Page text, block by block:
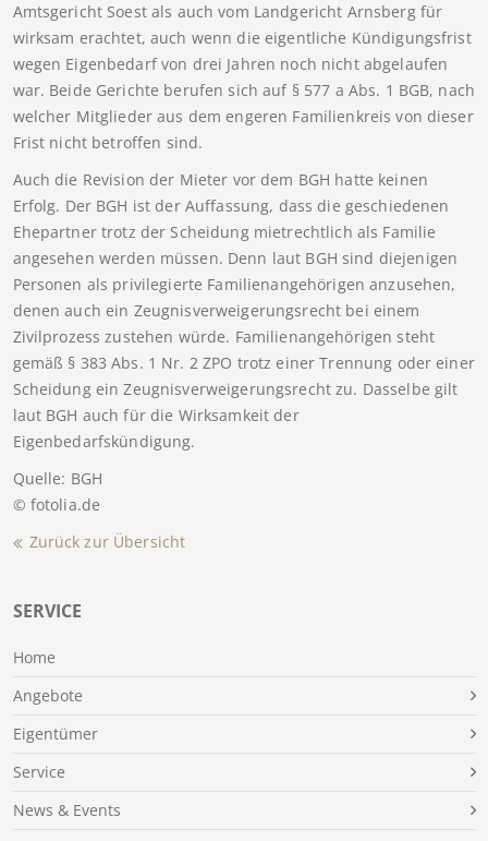
SERVICE
Home
Angebote
Eigentümer
Service
News & Events
Amtsgericht Soest als auch vom Landgericht Arnsberg für
wirksam erachtet, auch wenn die eigentliche Kündigungsfrist
wegen Eigenbedarf von drei Jahren noch nicht abgelaufen
war. Beide Gerichte berufen sich auf § 577 a Abs. 1 BGB, nach
welcher Mitglieder aus dem engeren Familienkreis von dieser
Frist nicht betroffen sind.
Auch die Revision der Mieter vor dem BGH hatte keinen
Erfolg. Der BGH ist der Auffassung, dass die geschiedenen
Ehepartner trotz der Scheidung mietrechtlich als Familie
angesehen werden müssen. Denn laut BGH sind diejenigen
Personen als privilegierte Familienangehörigen anzusehen,
denen auch ein Zeugnisverweigerungsrecht bei einem
Zivilprozess zustehen würde. Familienangehörigen steht
gemäß § 383 Abs. 1 Nr. 2 ZPO trotz einer Trennung oder einer
Scheidung ein Zeugnisverweigerungsrecht zu. Dasselbe gilt
laut BGH auch für die Wirksamkeit der
Eigenbedarfskündigung.
Quelle: BGH
© fotolia.de
Zurück zur Übersicht